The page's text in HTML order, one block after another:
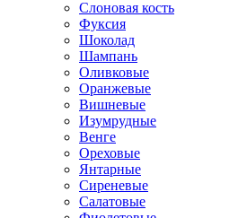
Слоновая кость
Фуксия
Шоколад
Шампань
Оливковые
Оранжевые
Вишневые
Изумрудные
Венге
Ореховые
Янтарные
Сиреневые
Салатовые